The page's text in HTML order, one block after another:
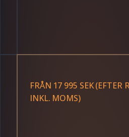
FRÅN 17 995 SEK (EFTER
INKL. MOMS)